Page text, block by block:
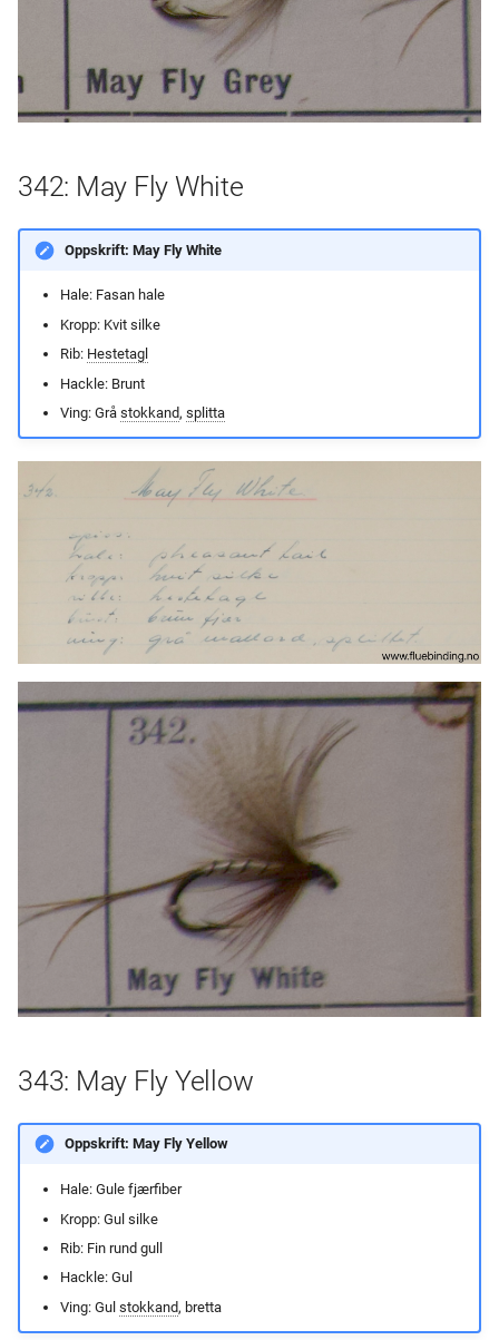
342: May Fly White
Oppskrift: May Fly White
Hale: Fasan hale
Kropp: Kvit silke
Rib: Hestetagl
Hackle: Brunt
Ving: Grå stokkand, splitta
343: May Fly Yellow
Oppskrift: May Fly Yellow
Hale: Gule fjærfiber
Kropp: Gul silke
Rib: Fin rund gull
Hackle: Gul
Ving: Gul stokkand, bretta